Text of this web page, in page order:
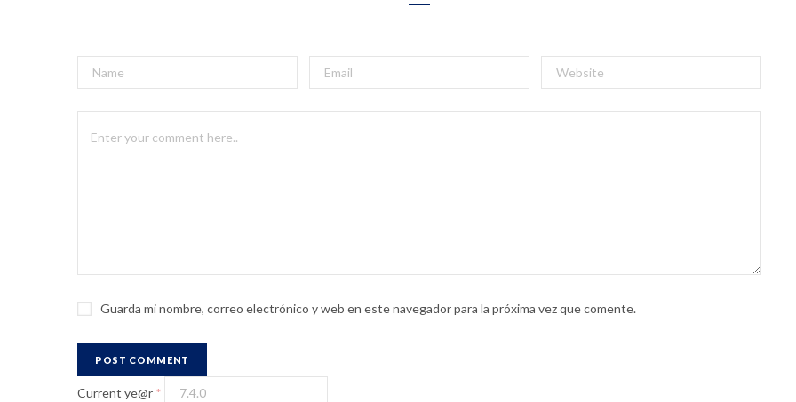
Guarda mi nombre, correo electrónico y web en este navegador para la próxima vez que comente.
Current ye@r *